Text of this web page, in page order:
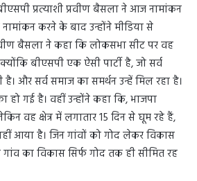
प्रत्याशी प्रवीण बैसला ने आज नामांकन
करने के बाद उन्होंने मीडिया से
बैसला ने कहा कि लोकसभा सीट पर वह
बीएसपी एक ऐसी पार्टी है, जो सर्व
और सर्व समाज का समर्थन उन्हें मिल रहा है।
गई है। वहीं उन्होंने कहा कि, भाजपा
वह क्षेत्र में लगातार 15 दिन से घूम रहे हैं,
आया है। जिन गांवों को गोद लेकर विकास
का विकास सिर्फ गोद तक ही सीमित रह